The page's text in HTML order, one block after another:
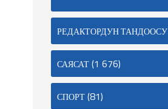
РЕДАКТОРДУН ТАНДООСУ
САЯСАТ(1 676)
СПОРТ(81)